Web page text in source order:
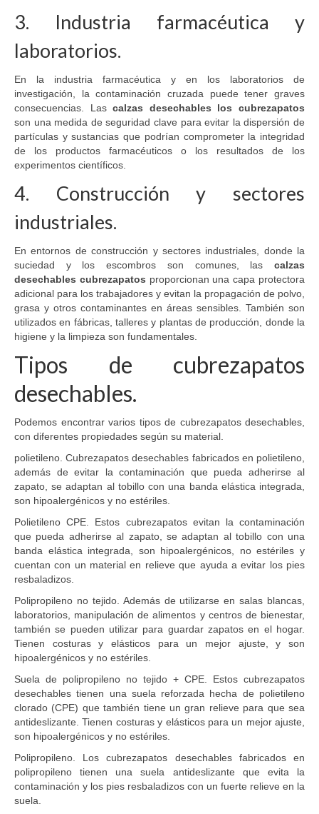
3. Industria farmacéutica y
laboratorios.
En la industria farmacéutica y en los laboratorios de
investigación, la contaminación cruzada puede tener graves
consecuencias. Lascalzas desechables los cubrezapatos
son una medida de seguridad clave para evitar la dispersión de
partículas y sustancias que podrían comprometer la integridad
de los productos farmacéuticos o los resultados de los
experimentos científicos.
4. Construcción y sectores
industriales.
En entornos de construcción y sectores industriales, donde la
suciedad y los escombros son comunes, las calzas
desechables cubrezapatos proporcionan una capa protectora
adicional para los trabajadores y evitan la propagación de polvo,
grasa y otros contaminantes en áreas sensibles. También son
utilizados en fábricas, talleres y plantas de producción, donde la
higiene y la limpieza son fundamentales.
Tipos de cubrezapatos
desechables.
Podemos encontrar varios tipos de cubrezapatos desechables,
con diferentes propiedades según su material.
polietileno. Cubrezapatos desechables fabricados en polietileno,
además de evitar la contaminación que pueda adherirse al
zapato, se adaptan al tobillo con una banda elástica integrada,
son hipoalergénicos y no estériles.
Polietileno CPE. Estos cubrezapatos evitan la contaminación
que pueda adherirse al zapato, se adaptan al tobillo con una
banda elástica integrada, son hipoalergénicos, no estériles y
cuentan con un material en relieve que ayuda a evitar los pies
resbaladizos.
Polipropileno no tejido. Además de utilizarse en salas blancas,
laboratorios, manipulación de alimentos y centros de bienestar,
también se pueden utilizar para guardar zapatos en el hogar.
Tienen costuras y elásticos para un mejor ajuste, y son
hipoalergénicos y no estériles.
Suela de polipropileno no tejido + CPE. Estos cubrezapatos
desechables tienen una suela reforzada hecha de polietileno
clorado (CPE) que también tiene un gran relieve para que sea
antideslizante. Tienen costuras y elásticos para un mejor ajuste,
son hipoalergénicos y no estériles.
Polipropileno. Los cubrezapatos desechables fabricados en
polipropileno tienen una suela antideslizante que evita la
contaminación y los pies resbaladizos con un fuerte relieve en la
suela.